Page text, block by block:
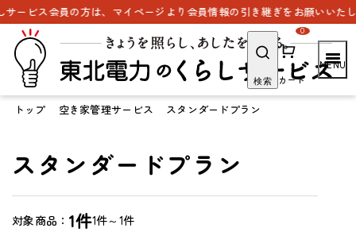
ビス会員の方は、マイページより会員情報の引き継ぎをお願いいたしま
検索 カート
0
トップ 空き家管理サービス スタンダードプラン
スタンダードプラン
対象商品： 1件1件～1件